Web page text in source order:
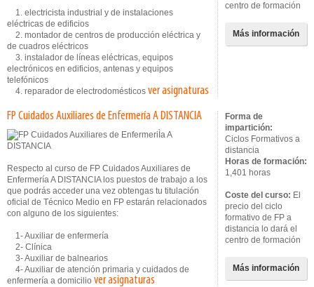
1. electricista industrial y de instalaciones
eléctricas de edificios
2. montador de centros de producción eléctrica y
de cuadros eléctricos
3. instalador de líneas eléctricas, equipos
electrónicos en edificios, antenas y equipos
telefónicos
4. reparador de electrodomésticos ver asignaturas
centro de formación
Más información
FP Cuidados Auxiliares de Enfermería A DISTANCIA
Respecto al curso de FP Cuidados Auxiliares de
Enfermería A DISTANCIA los puestos de trabajo a los
que podrás acceder una vez obtengas tu titulación
oficial de Técnico Medio en FP estarán relacionados
con alguno de los siguientes:
1- Auxiliar de enfermería
2- Clínica
3- Auxiliar de balnearios
4- Auxiliar de atención primaria y cuidados de
enfermería a domicilio ver asignaturas
Forma de
impartición:
Ciclos Formativos a
distancia
Horas de formación:
1,401 horas
Coste del curso: El
precio del ciclo
formativo de FP a
distancia lo dará el
centro de formación
Más información